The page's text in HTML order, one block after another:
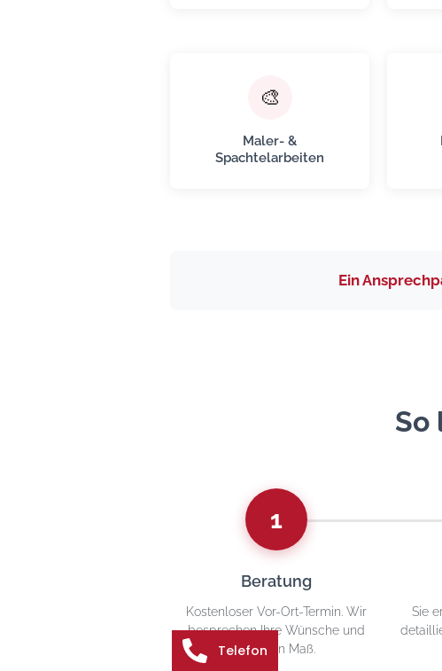
🎨
Maler- &
Spachtelarbeiten
Ein
So
1
Beratung
Kostenloser Vor-Ort-Termin. Wir
besprechen Ihre Wünsche und
nehmen Maß.
Sie
Telefon